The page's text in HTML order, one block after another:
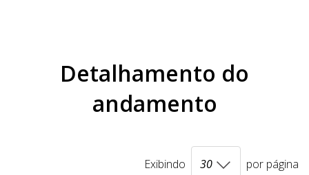
Detalhamento do
andamento
Exibindo por página